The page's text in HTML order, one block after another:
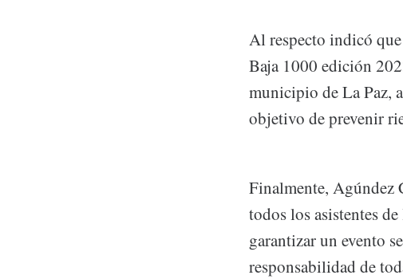
Al respecto indicó
Baja 1000 edición
municipio de La Paz,
objetivo de prevenir
Finalmente, Agúndez
todos los asistentes
garantizar un evento
responsabilidad de